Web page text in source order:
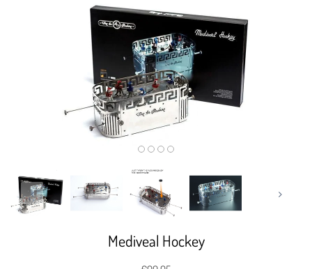
Mediveal Hockey